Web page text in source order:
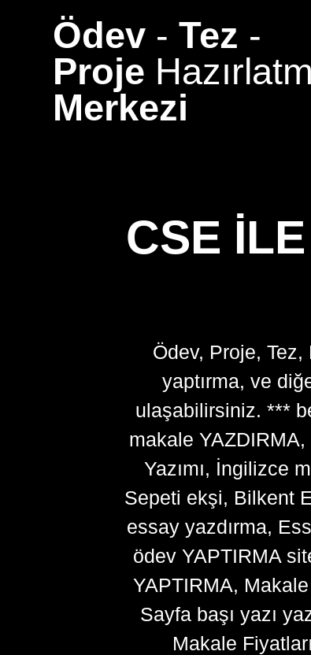
Ödev - Tez -
Proje
Merkezi
CSE
Ödev, Proje,
yaptırma, ve
ulaşabilirsiniz. ***
makale
Yazımı, İngilizce
Sepeti ekşi, Bilkent
essay yazdırma,
ödev YAPTIRMA
YAPTIRMA,
Sayfa başı yazı
Makale